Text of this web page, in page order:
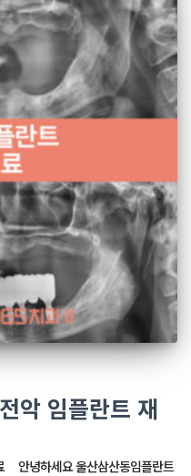
악 임플란트 재
안녕하세요 울산삼산동임플란트